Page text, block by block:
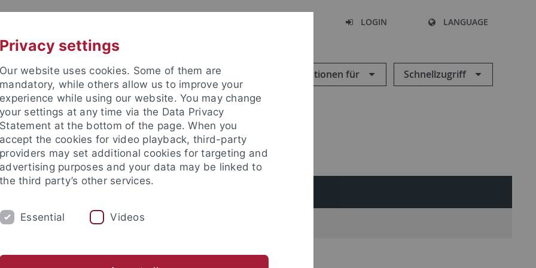
LOGIN LANGUAGE
Informationen für Schnellzugriff
Fakultät
Interfakultäre Institute
und Sozialwissenschaftliche Fakultät
Privacy settings
Our website uses cookies. Some of them are
mandatory, while others allow us to improve your
experience while using our website. You may change
your settings at any time via the Data Privacy
Statement at the bottom of the page. When you
accept the cookies for video playback, third-party
providers may set additional cookies for targeting and
advertising purposes and your data may be linked to
the third party’s other services.
Essential Videos